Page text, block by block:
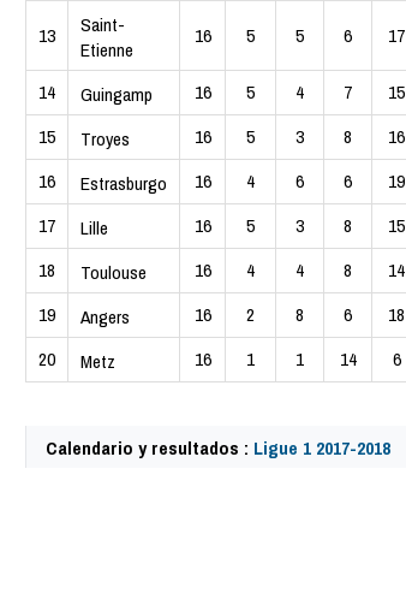
13
Saint-
Etienne
16 5 5 6 17
14 Guingamp 16 5 4 7 15
15
Troyes 16 5 3 8 16
16
Estrasburgo 16 4 6 6 19
17
Lille 16 5 3 8 15
18
Toulouse 16 4 4 8 14
19
Angers 16 2 8 6 18
20
Metz 16 1 1 14 6
Calendario y resultados : Ligue 1 2017-2018